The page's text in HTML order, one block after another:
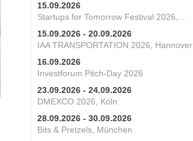
15.09.2026
Startups for Tomorrow Festival 2026,...
15.09.2026 - 20.09.2026
IAA TRANSPORTATION 2026, Hannover
16.09.2026
Investforum Pitch-Day 2026
23.09.2026 - 24.09.2026
DMEXCO 2026, Köln
28.09.2026 - 30.09.2026
Bits & Pretzels, München